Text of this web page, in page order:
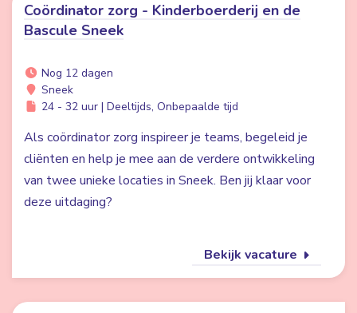
Coördinator zorg - Kinderboerderij en de
Bascule Sneek
Nog 12 dagen
Sneek
24 - 32 uur | Deeltijds, Onbepaalde tijd
Als coördinator zorg inspireer je teams, begeleid je
cliënten en help je mee aan de verdere ontwikkeling
van twee unieke locaties in Sneek. Ben jij klaar voor
deze uitdaging?
Bekijk vacature